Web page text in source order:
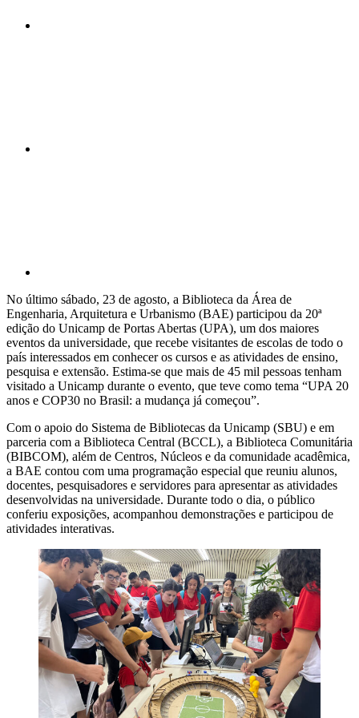
No último sábado, 23 de agosto, a Biblioteca da Área de
Engenharia, Arquitetura e Urbanismo (BAE) participou da 20ª
edição do Unicamp de Portas Abertas (UPA), um dos maiores
eventos da universidade, que recebe visitantes de escolas de todo o
país interessados em conhecer os cursos e as atividades de ensino,
pesquisa e extensão. Estima-se que mais de 45 mil pessoas tenham
visitado a Unicamp durante o evento, que teve como tema “UPA 20
anos e COP30 no Brasil: a mudança já começou”.
Com o apoio do Sistema de Bibliotecas da Unicamp (SBU) e em
parceria com a Biblioteca Central (BCCL), a Biblioteca Comunitária
(BIBCOM), além de Centros, Núcleos e da comunidade acadêmica,
a BAE contou com uma programação especial que reuniu alunos,
docentes, pesquisadores e servidores para apresentar as atividades
desenvolvidas na universidade. Durante todo o dia, o público
conferiu exposições, acompanhou demonstrações e participou de
atividades interativas.